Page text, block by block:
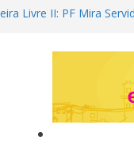
Livre II: PF Mira
vaga na Copa
variações táticas
convencer Zema a
no Senado em 2026